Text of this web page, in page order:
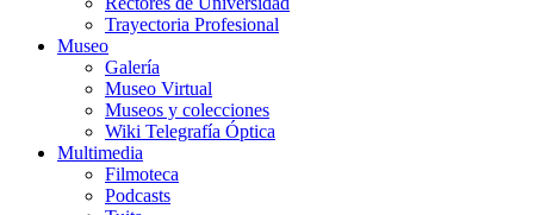
Trayectoria Profesional
Museo
Galería
Museo Virtual
Museos y colecciones
Wiki Telegrafía Óptica
Multimedia
Filmoteca
Podcasts